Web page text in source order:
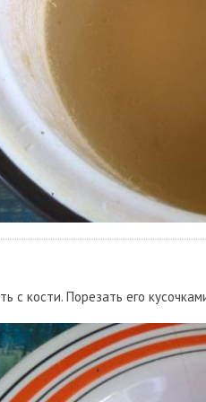
с кости. Порезать его